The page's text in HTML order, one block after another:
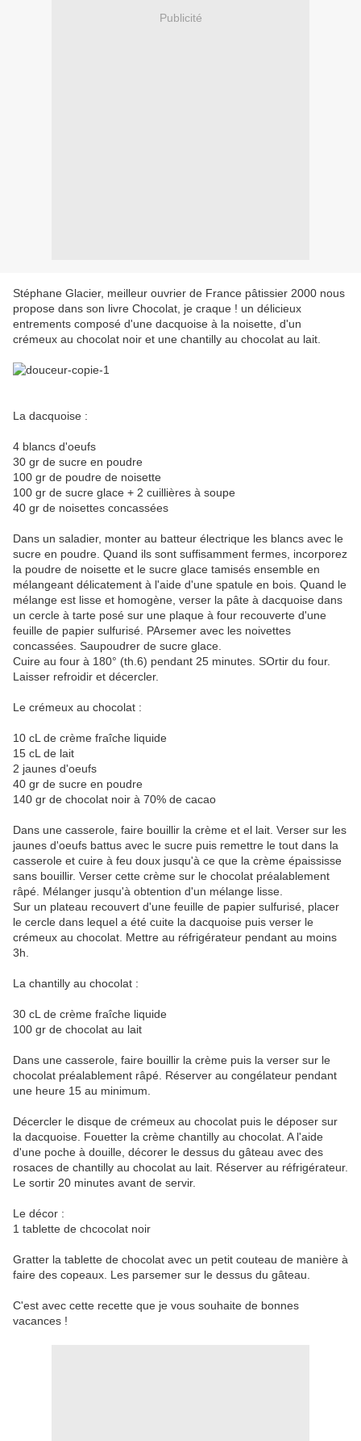
Publicité
Stéphane Glacier, meilleur ouvrier de France pâtissier 2000 nous
propose dans son livre Chocolat, je craque ! un délicieux
entrements composé d'une dacquoise à la noisette, d'un
crémeux au chocolat noir et une chantilly au chocolat au lait.
La dacquoise :
4 blancs d'oeufs
30 gr de sucre en poudre
100 gr de poudre de noisette
100 gr de sucre glace + 2 cuillières à soupe
40 gr de noisettes concassées
Dans un saladier, monter au batteur électrique les blancs avec le
sucre en poudre. Quand ils sont suffisamment fermes, incorporez
la poudre de noisette et le sucre glace tamisés ensemble en
mélangeant délicatement à l'aide d'une spatule en bois. Quand le
mélange est lisse et homogène, verser la pâte à dacquoise dans
un cercle à tarte posé sur une plaque à four recouverte d'une
feuille de papier sulfurisé. PArsemer avec les noivettes
concassées. Saupoudrer de sucre glace.
Cuire au four à 180° (th.6) pendant 25 minutes. SOrtir du four.
Laisser refroidir et décercler.
Le crémeux au chocolat :
10 cL de crème fraîche liquide
15 cL de lait
2 jaunes d'oeufs
40 gr de sucre en poudre
140 gr de chocolat noir à 70% de cacao
Dans une casserole, faire bouillir la crème et el lait. Verser sur les
jaunes d'oeufs battus avec le sucre puis remettre le tout dans la
casserole et cuire à feu doux jusqu'à ce que la crème épaississe
sans bouillir. Verser cette crème sur le chocolat préalablement
râpé. Mélanger jusqu'à obtention d'un mélange lisse.
Sur un plateau recouvert d'une feuille de papier sulfurisé, placer
le cercle dans lequel a été cuite la dacquoise puis verser le
crémeux au chocolat. Mettre au réfrigérateur pendant au moins
3h.
La chantilly au chocolat :
30 cL de crème fraîche liquide
100 gr de chocolat au lait
Dans une casserole, faire bouillir la crème puis la verser sur le
chocolat préalablement râpé. Réserver au congélateur pendant
une heure 15 au minimum.
Décercler le disque de crémeux au chocolat puis le déposer sur
la dacquoise. Fouetter la crème chantilly au chocolat. A l'aide
d'une poche à douille, décorer le dessus du gâteau avec des
rosaces de chantilly au chocolat au lait. Réserver au réfrigérateur.
Le sortir 20 minutes avant de servir.
Le décor :
1 tablette de chcocolat noir
Gratter la tablette de chocolat avec un petit couteau de manière à
faire des copeaux. Les parsemer sur le dessus du gâteau.
C'est avec cette recette que je vous souhaite de bonnes
vacances !